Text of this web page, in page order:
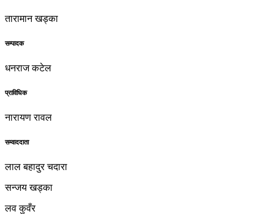
तारामान खड्का
सम्पादक
धनराज कटेल
प्राविधिक
नारायण रावल
सम्वाददाता
लाल बहादुर चदारा
सन्जय खड्का
लव कुवँर